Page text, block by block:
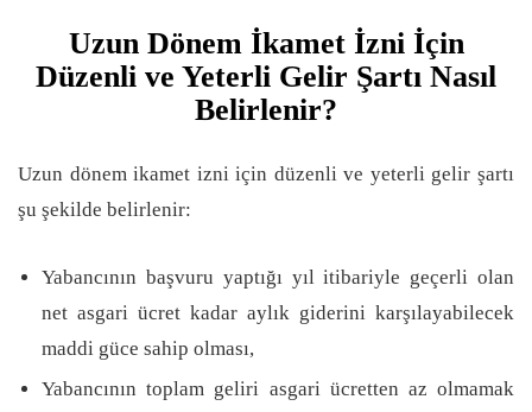
Uzun Dönem İkamet İzni İçin
Düzenli ve Yeterli Gelir Şartı Nasıl
Belirlenir?
Uzun dönem ikamet izni için düzenli ve yeterli gelir şartı
şu şekilde belirlenir:
Yabancının başvuru yaptığı yıl itibariyle geçerli olan
net asgari ücret kadar aylık giderini karşılayabilecek
maddi güce sahip olması,
Yabancının toplam geliri asgari ücretten az olmamak